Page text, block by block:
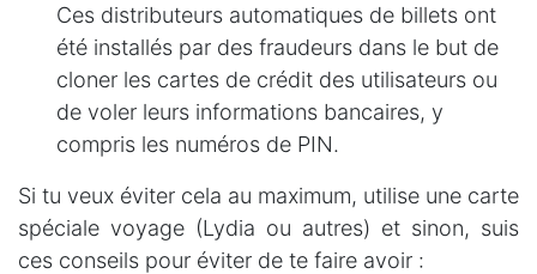
Ces distributeurs automatiques de billets ont
été installés par des fraudeurs dans le but de
cloner les cartes de crédit des utilisateurs ou
de voler leurs informations bancaires, y
compris les numéros de PIN.
Si tu veux éviter cela au maximum, utilise une carte
spéciale voyage (Lydia ou autres) et sinon, suis
ces conseils pour éviter de te faire avoir :